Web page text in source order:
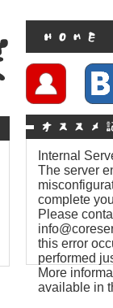
Internal
The server
complete
Please
this error
performed
More
available in